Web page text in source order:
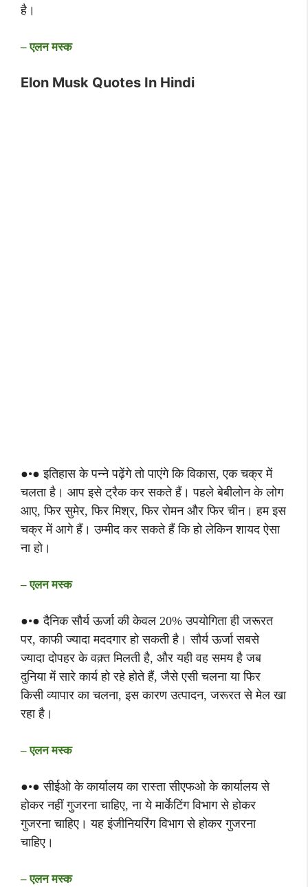
है।
– एलन मस्क
Elon Musk Quotes In Hindi
●•● इतिहास के पन्ने पढ़ेंगे तो पाएंगे कि विकास, एक चक्र में
चलता है। आप इसे ट्रैक कर सकते हैं। पहले बेबीलोन के लोग
आए, फिर सुमेर, फिर मिश्र, फिर रोमन और फिर चीन। हम इस
चक्र में आगे हैं। उम्मीद कर सकते हैं कि हो लेकिन शायद ऐसा
ना हो।
– एलन मस्क
●•● दैनिक सौर्य ऊर्जा की केवल 20% उपयोगिता ही जरूरत
पर, काफी ज्यादा मददगार हो सकती है। सौर्य ऊर्जा सबसे
ज्यादा दोपहर के वक़्त मिलती है, और यही वह समय है जब
दुनिया में सारे कार्य हो रहे होते हैं, जैसे एसी चलना या फिर
किसी व्यापार का चलना, इस कारण उत्पादन, जरूरत से मेल खा
रहा है।
– एलन मस्क
●•● सीईओ के कार्यालय का रास्ता सीएफओ के कार्यालय से
होकर नहीं गुजरना चाहिए, ना ये मार्केटिंग विभाग से होकर
गुजरना चाहिए। यह इंजीनियरिंग विभाग से होकर गुजरना
चाहिए।
– एलन मस्क